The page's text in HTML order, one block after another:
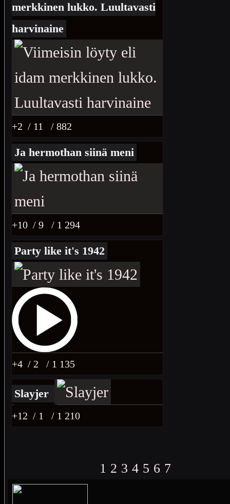
merkkinen lukko. Luultavasti
harvinaine
+2 / 11 / 882
Ja hermothan siinä meni
+10 / 9 / 1 294
Party like it's 1942
+4 / 2 / 1 135
Slayjer
+12 / 1 / 1 210
1 2 3 4 5 6 7